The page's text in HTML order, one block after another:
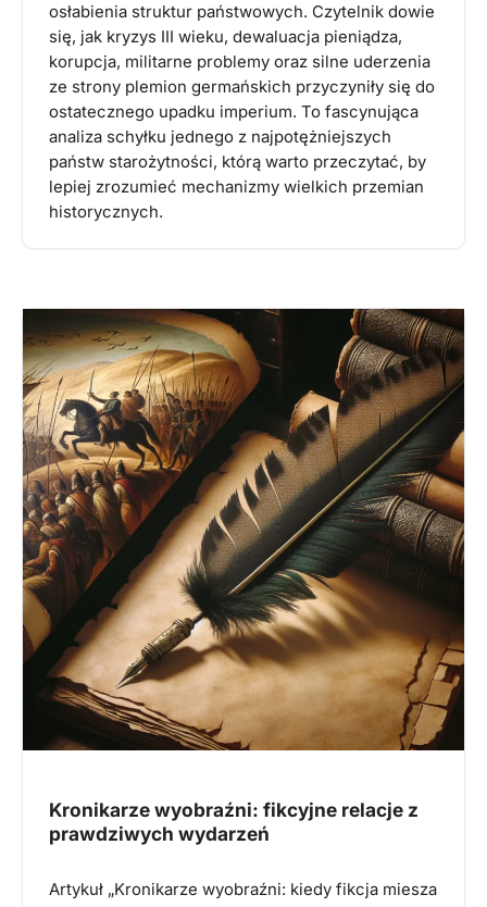
osłabienia struktur państwowych. Czytelnik dowie
się, jak kryzys III wieku, dewaluacja pieniądza,
korupcja, militarne problemy oraz silne uderzenia
ze strony plemion germańskich przyczyniły się do
ostatecznego upadku imperium. To fascynująca
analiza schyłku jednego z najpotężniejszych
państw starożytności, którą warto przeczytać, by
lepiej zrozumieć mechanizmy wielkich przemian
historycznych.
Kronikarze wyobraźni: fikcyjne relacje z
prawdziwych wydarzeń
Artykuł „Kronikarze wyobraźni: kiedy fikcja miesza